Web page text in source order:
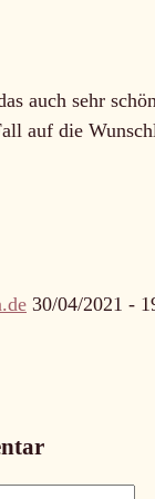
auch sehr
auf die
30/04/2021 -